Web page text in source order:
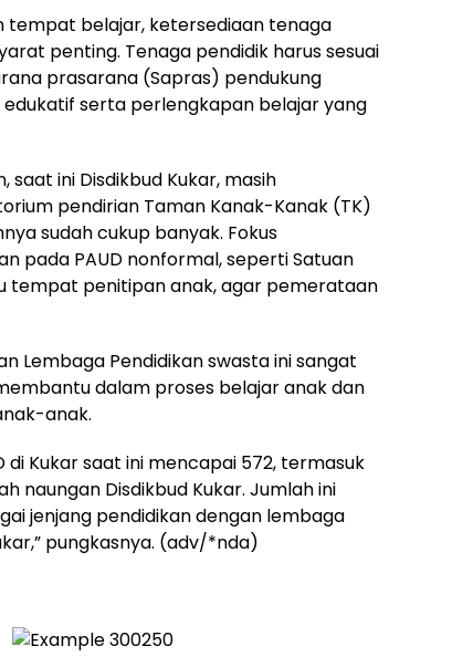
tempat belajar, ketersediaan tenaga
penting. Tenaga pendidik harus sesuai
prasarana (Sapras) pendukung
serta perlengkapan belajar yang
saat ini Disdikbud Kukar, masih
pendirian Taman Kanak-Kanak (TK)
sudah cukup banyak. Fokus
pada PAUD nonformal, seperti Satuan
tempat penitipan anak, agar pemerataan
Lembaga Pendidikan swasta ini sangat
dalam proses belajar anak dan
anak.
di Kukar saat ini mencapai 572, termasuk
naungan Disdikbud Kukar. Jumlah ini
jenjang pendidikan dengan lembaga
pungkasnya. (adv/*nda)